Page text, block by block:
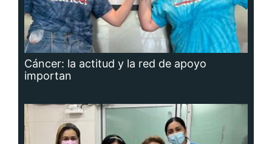
Cáncer: la actitud y la red de apoyo
importan